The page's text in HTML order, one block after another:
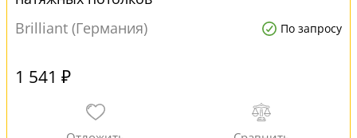
Brilliant (Германия)
По запросу
1 541 ₽